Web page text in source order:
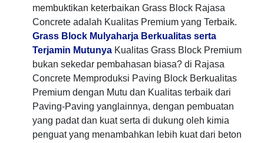
membuktikan keterbaikan Grass Block Rajasa
Concrete adalah Kualitas Premium yang Terbaik.
Grass Block Mulyaharja Berkualitas serta
Terjamin Mutunya Kualitas Grass Block Premium
bukan sekedar pembahasan biasa? di Rajasa
Concrete Memproduksi Paving Block Berkualitas
Premium dengan Mutu dan Kualitas terbaik dari
Paving-Paving yanglainnya, dengan pembuatan
yang padat dan kuat serta di dukung oleh kimia
penguat yang menambahkan lebih kuat dari beton